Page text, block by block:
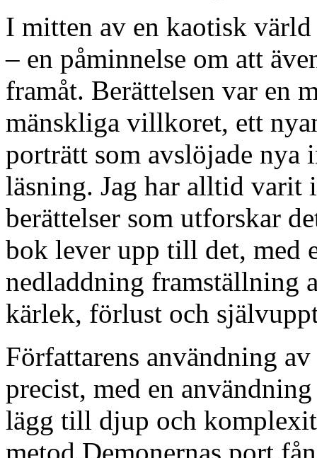
I mitten av en kaotisk
– en påminnelse om att
framåt. Berättelsen var en
mänskliga villkoret, ett
porträtt som avslöjade nya
läsning. Jag har alltid varit
berättelser som utforskar
bok lever upp till det, med
nedladdning framställning
kärlek, förlust och
Författarens användning
precist, med en
lägg till djup och